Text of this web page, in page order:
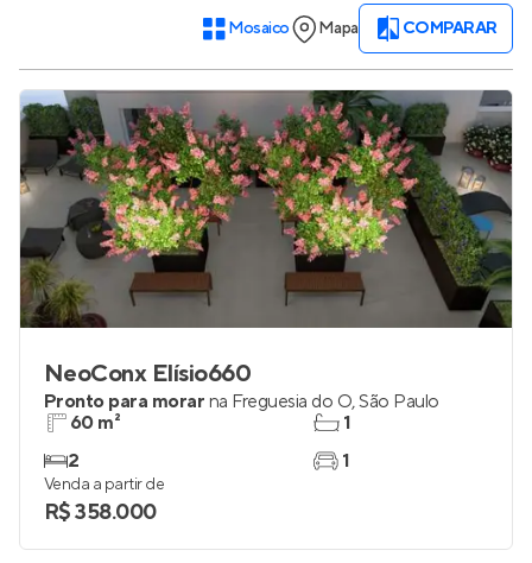
Mosaico Mapa COMPARAR
NeoConx Elísio660
Pronto para morar na Freguesia do Ó,São Paulo
60 m²
2
1
1
Venda a partir de
R$ 358.000